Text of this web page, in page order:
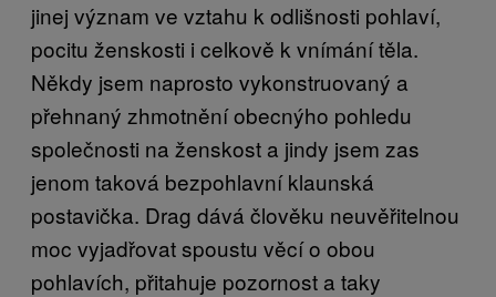
jinej význam ve vztahu k odlišnosti pohlaví,
pocitu ženskosti i celkově k vnímání těla.
Někdy jsem naprosto vykonstruovaný a
přehnaný zhmotnění obecnýho pohledu
společnosti na ženskost a jindy jsem zas
jenom taková bezpohlavní klaunská
postavička. Drag dává člověku neuvěřitelnou
moc vyjadřovat spoustu věcí o obou
pohlavích, přitahuje pozornost a taky